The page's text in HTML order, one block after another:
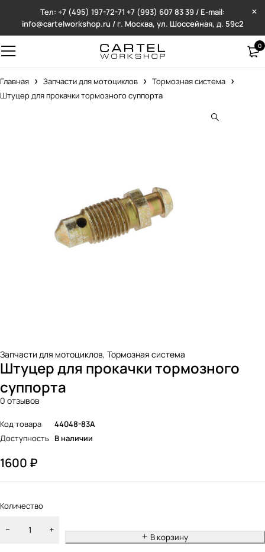
Тел: +7 (495) 197-72-71 +7 (993) 607 83 39 / E-mail:
info@cartelworkshop.ru / г. Москва, ул. Шоссейная, д. 59с2
0
Главная Запчасти для мотоциклов
Тормозная система
Штуцер для прокачки тормозного суппорта
Запчасти для мотоциклов, Тормозная система
Штуцер для прокачки тормозного
суппорта
0 отзывов
Код товара
44048-83A
Доступность В наличии
1600 ₽
Количество
В корзину